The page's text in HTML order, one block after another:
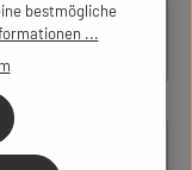
bestmögliche
...